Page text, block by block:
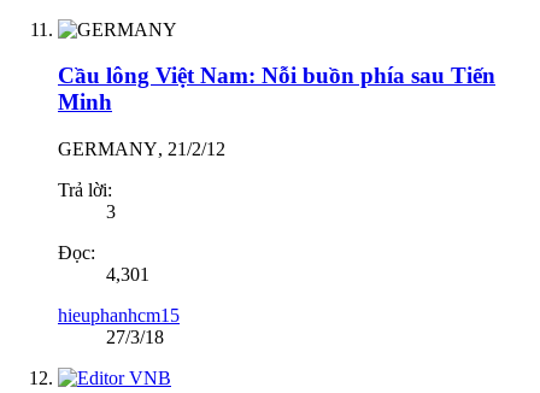
Cầu lông Việt Nam: Nỗi buồn phía sau Tiến
Minh
GERMANY, 21/2/12
Trả lời:
3
Đọc:
4,301
hieuphanhcm15
27/3/18